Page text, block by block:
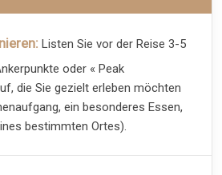
Listen Sie vor der Reise 3-5
oder « Peak
die Sie gezielt erleben möchten
ein besonderes Essen,
bestimmten Ortes).